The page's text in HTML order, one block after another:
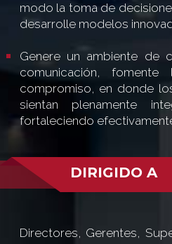
modo la toma de
desarrolle modelos
Genere un ambiente de
comunicación,
compromiso, en donde
sientan plenamente
fortaleciendo
DIRIGIDO A
Directores, Gerentes,